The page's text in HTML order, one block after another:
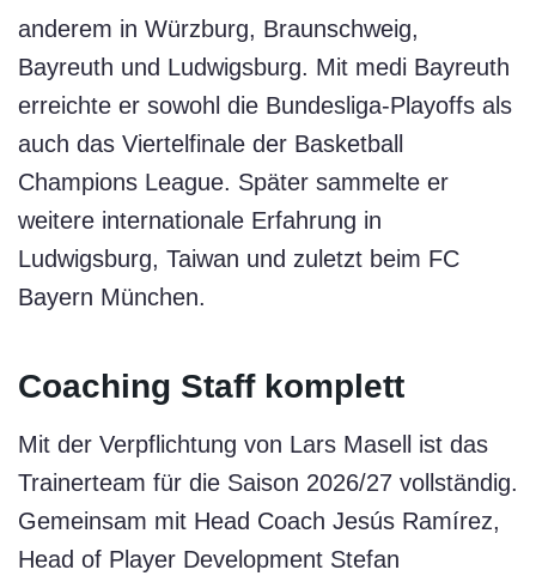
anderem in Würzburg, Braunschweig,
Bayreuth und Ludwigsburg. Mit medi Bayreuth
erreichte er sowohl die Bundesliga-Playoffs als
auch das Viertelfinale der Basketball
Champions League. Später sammelte er
weitere internationale Erfahrung in
Ludwigsburg, Taiwan und zuletzt beim FC
Bayern München.
Coaching Staff komplett
Mit der Verpflichtung von Lars Masell ist das
Trainerteam für die Saison 2026/27 vollständig.
Gemeinsam mit Head Coach Jesús Ramírez,
Head of Player Development Stefan